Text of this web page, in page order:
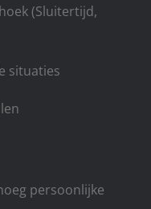
(Sluitertijd,
situaties
persoonlijke